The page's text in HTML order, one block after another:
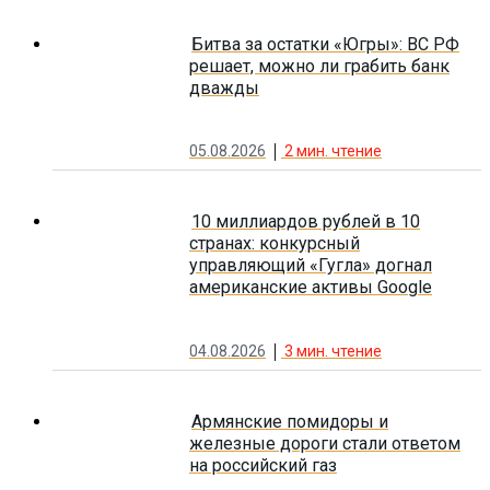
Битва за остатки «Югры»: ВС РФ
решает, можно ли грабить банк
дважды
05.08.2026 2 мин. чтение
10 миллиардов рублей в 10
странах: конкурсный
управляющий «Гугла» догнал
американские активы Google
04.08.2026 3 мин. чтение
Армянские помидоры и
железные дороги стали ответом
на российский газ